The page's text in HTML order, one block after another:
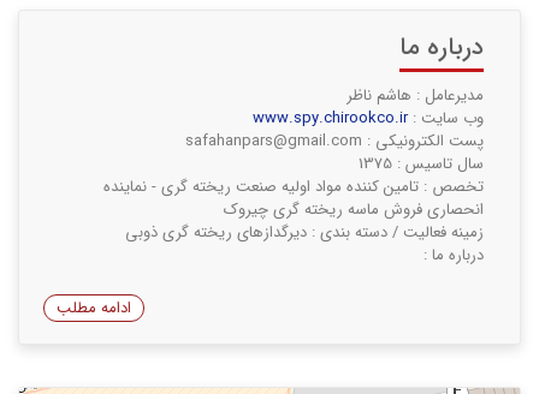
درباره ما
مدیرعامل : هاشم ناظر
وب سایت :www.spy.chirookco.ir
پست الکترونیکی : safahanpars@gmail.com
سال تاسیس : 1375
تخصص : تامین کننده مواد اولیه صنعت ریخته گری - نماینده
انحصاری فروش ماسه ریخته گری چیروک
زمینه فعالیت / دسته بندی : دیرگدازهای ریخته گری ذوبی
درباره ما :
ادامه مطلب